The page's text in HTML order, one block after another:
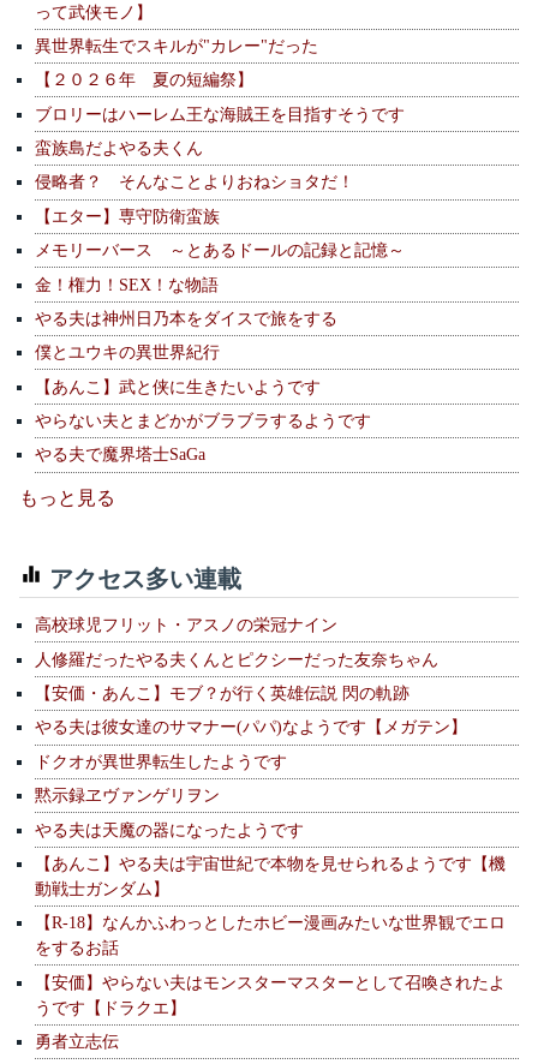
って武侠モノ】
異世界転生でスキルが"カレー"だった
【２０２６年 夏の短編祭】
ブロリーはハーレム王な海賊王を目指すそうです
蛮族島だよやる夫くん
侵略者？ そんなことよりおねショタだ！
【エター】専守防衛蛮族
メモリーバース ～とあるドールの記録と記憶～
金！権力！SEX！な物語
やる夫は神州日乃本をダイスで旅をする
僕とユウキの異世界紀行
【あんこ】武と侠に生きたいようです
やらない夫とまどかがブラブラするようです
やる夫で魔界塔士SaGa
もっと見る
アクセス多い連載
高校球児フリット・アスノの栄冠ナイン
人修羅だったやる夫くんとピクシーだった友奈ちゃん
【安価・あんこ】モブ？が行く英雄伝説 閃の軌跡
やる夫は彼女達のサマナー(パパ)なようです【メガテン】
ドクオが異世界転生したようです
黙示録ヱヴァンゲリヲン
やる夫は天魔の器になったようです
【あんこ】やる夫は宇宙世紀で本物を見せられるようです【機
動戦士ガンダム】
【R-18】なんかふわっとしたホビー漫画みたいな世界観でエロ
をするお話
【安価】やらない夫はモンスターマスターとして召喚されたよ
うです【ドラクエ】
勇者立志伝